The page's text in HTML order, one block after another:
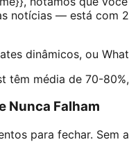
notícias — está com
dinâmicos, ou
têm média de 70-
Nunca Falham
para fechar. Sem